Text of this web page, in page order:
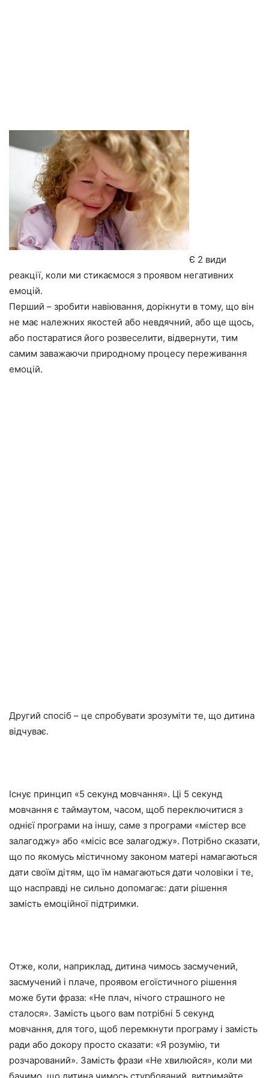
Є 2 види
реакції, коли ми стикаємося з проявом негативних
емоцій.
Перший – зробити навіювання, дорікнути в тому, що він
не має належних якостей або невдячний, або ще щось,
або постаратися його розвеселити, відвернути, тим
самим заважаючи природному процесу переживання
емоцій.
Другий спосіб – це спробувати зрозуміти те, що дитина
відчуває.
Існує принцип «5 секунд мовчання». Ці 5 секунд
мовчання є таймаутом, часом, щоб переключитися з
однієї програми на іншу, саме з програми «містер все
залагоджу» або «місіс все залагоджу». Потрібно сказати,
що по якомусь містичному законом матері намагаються
дати своїм дітям, що їм намагаються дати чоловіки і те,
що насправді не сильно допомагає: дати рішення
замість емоційної підтримки.
Отже, коли, наприклад, дитина чимось засмучений,
засмучений і плаче, проявом егоїстичного рішення
може бути фраза: «Не плач, нічого страшного не
сталося». Замість цього вам потрібні 5 секунд
мовчання, для того, щоб перемкнути програму і замість
ради або докору просто сказати: «Я розумію, ти
розчарований». Замість фрази «Не хвилюйся», коли ми